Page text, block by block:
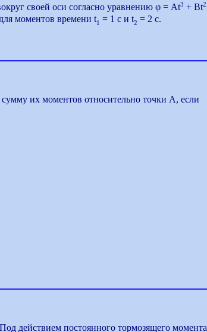
своей оси согласно уравнению φ = Аt3 + Bt2
моментов времени t1 = 1 с и t2 = 2 с.
их моментов относительно точки А, если
действием постоянного тормозящего момента